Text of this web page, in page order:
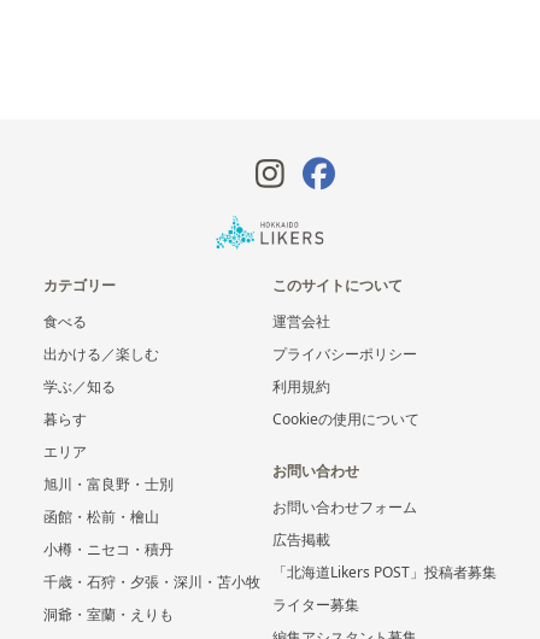
カテゴリー
食べる
出かける／楽しむ
学ぶ／知る
暮らす
エリア
旭川・富良野・士別
函館・松前・檜山
小樽・ニセコ・積丹
千歳・石狩・夕張・深川・苫小牧
洞爺・室蘭・えりも
このサイトについて
運営会社
プライバシーポリシー
利用規約
Cookieの使用について
お問い合わせ
お問い合わせフォーム
広告掲載
「北海道Likers POST」投稿者募集
ライター募集